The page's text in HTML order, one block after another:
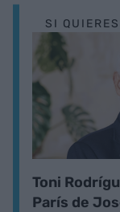
SI
Toni
París de